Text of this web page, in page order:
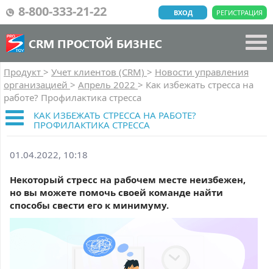
8-800-333-21-22 РЕГИСТРАЦИЯ
ВХОД
CRM ПРОСТОЙ БИЗНЕС
Продукт > Учет клиентов (CRM) > Новости управления
организацией > Апрель 2022 > Как избежать стресса на
работе? Профилактика стресса
КАК ИЗБЕЖАТЬ СТРЕССА НА РАБОТЕ?
ПРОФИЛАКТИКА СТРЕССА
01.04.2022, 10:18
Некоторый стресс на рабочем месте неизбежен,
но вы можете помочь своей команде найти
способы свести его к минимуму.